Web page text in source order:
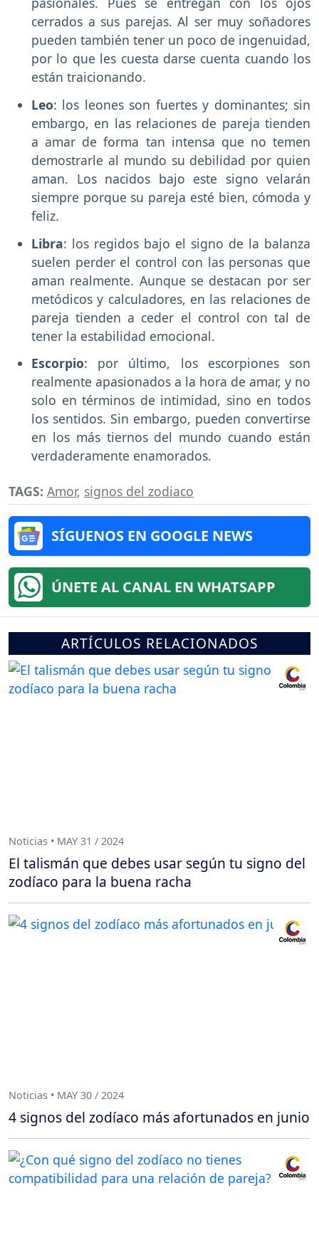
cerrados a sus parejas. Al ser muy soñadores
pueden también tener un poco de ingenuidad,
por lo que les cuesta darse cuenta cuando los
están traicionando.
Leo: los leones son fuertes y dominantes; sin
embargo, en las relaciones de pareja tienden
a amar de forma tan intensa que no temen
demostrarle al mundo su debilidad por quien
aman. Los nacidos bajo este signo velarán
siempre porque su pareja esté bien, cómoda y
feliz.
Libra: los regidos bajo el signo de la balanza
suelen perder el control con las personas que
aman realmente. Aunque se destacan por ser
metódicos y calculadores, en las relaciones de
pareja tienden a ceder el control con tal de
tener la estabilidad emocional.
Escorpio: por último, los escorpiones son
realmente apasionados a la hora de amar, y no
solo en términos de intimidad, sino en todos
los sentidos. Sin embargo, pueden convertirse
en los más tiernos del mundo cuando están
verdaderamente enamorados.
TAGS: Amor, signos del zodiaco
SÍGUENOS EN GOOGLE NEWS
ÚNETE AL CANAL EN WHATSAPP
ARTÍCULOS RELACIONADOS
Noticias • MAY 31 / 2024
El talismán que debes usar según tu signo del
zodíaco para la buena racha
Noticias • MAY 30 / 2024
4 signos del zodíaco más afortunados en junio